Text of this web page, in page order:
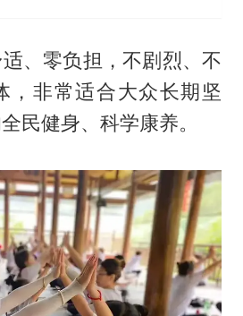
、零负担，不剧烈、不
，非常适合大众长期坚
民健身、科学康养。